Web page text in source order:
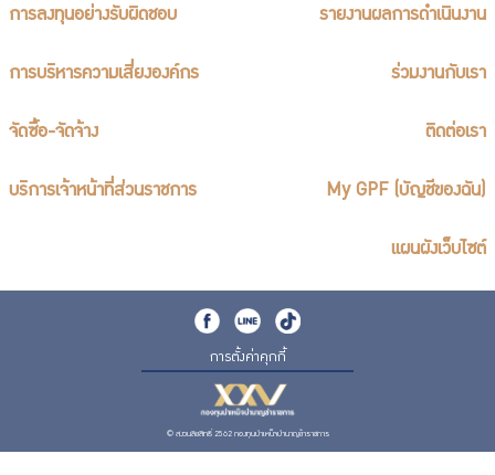
การลงทุนอย่างรับผิดชอบ รายงานผลการดำเนินงาน
การบริหารความเสี่ยงองค์กร ร่วมงานกับเรา
จัดซื้อ-จัดจ้าง ติดต่อเรา
บริการเจ้าหน้าที่ส่วนราชการ My GPF (บัญชีของฉัน)
แผนผังเว็บไซต์
การตั้งค่าคุกกี้
© สงวนลิขสิทธิ์ 2562 กองทุนบำเหน็จบำนาญข้าราชการ